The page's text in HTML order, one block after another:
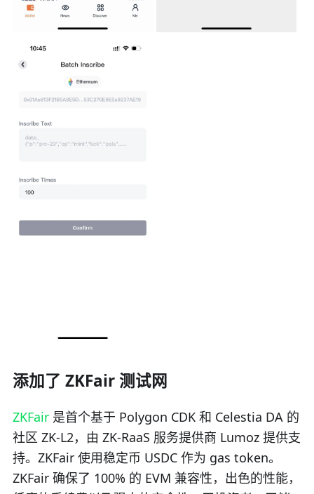
添加了 ZKFair 测试网
ZKFair 是首个基于 Polygon CDK 和 Celestia DA 的
社区 ZK-L2，由 ZK-RaaS 服务提供商 Lumoz 提供支
持。ZKFair 使用稳定币 USDC 作为 gas token。
ZKFair 确保了 100% 的 EVM 兼容性，出色的性能，